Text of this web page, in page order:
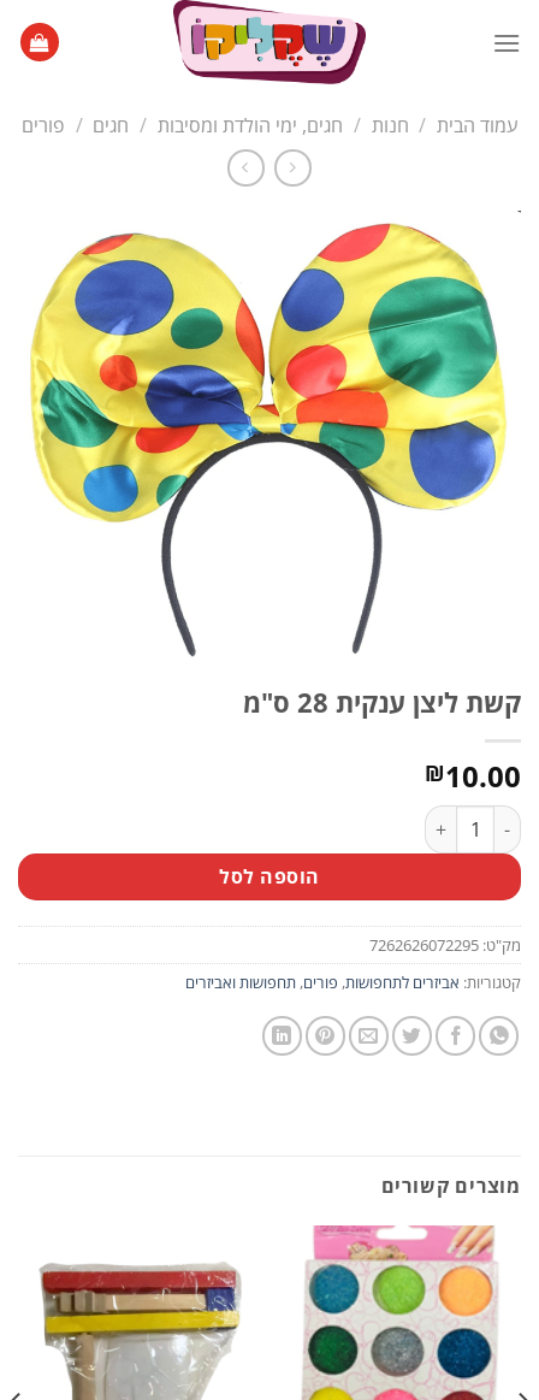
עמוד הבית / חנות / חגים, ימי הולדת ומסיבות / חגים / פורים
קשת ליצן ענקית 28 ס"מ
₪10.00
כמות של קשת ליצן ענקית 28 ס"מ
הוספה לסל
מק"ט: 7262626072295
קטגוריות: אביזרים לתחפושות, פורים, תחפושות ואביזרים
מוצרים קשורים